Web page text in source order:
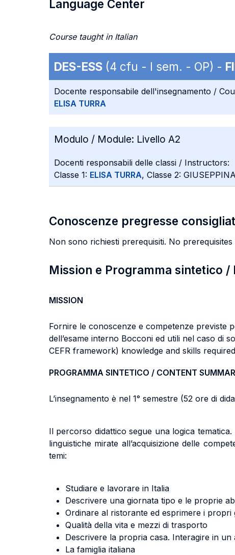
Language Center
Course taught in Italian
DES-ESS (4 cfu - I sem. - OP) -
Docente responsabile dell'insegnamento /
ELISA TURRA
Modulo / Module: Livello A2
Docenti responsabili delle classi / Instructors:
Classe 1: ELISA TURRA, Classe 2:
Conoscenze pregresse
Non sono richiesti prerequisiti. No
Mission e Programma sintetico
MISSION
Fornire le conoscenze e competenze previste
dell’esame interno Bocconi ed utili nel caso di
CEFR framework) knowledge and skills
PROGRAMMA SINTETICO / CONTENT
L’insegnamento è nel 1° semestre (52 ore di
Il percorso didattico segue una logica
linguistiche mirate all’acquisizione delle
temi:
Studiare e lavorare in Italia
Descrivere una giornata tipo e le proprie
Ordinare al ristorante ed esprimere i
Qualità della vita e mezzi di trasporto
Descrivere la propria casa. Interagire in un
La famiglia italiana